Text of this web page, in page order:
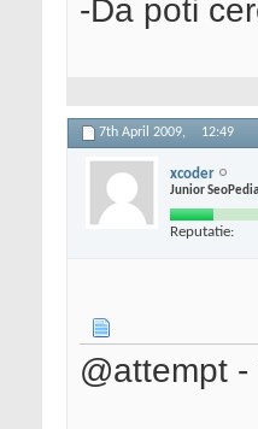
-Da poti
7th April 2009, 12:49
xcoder
Junior SeoPedia
Reputatie:
@attempt